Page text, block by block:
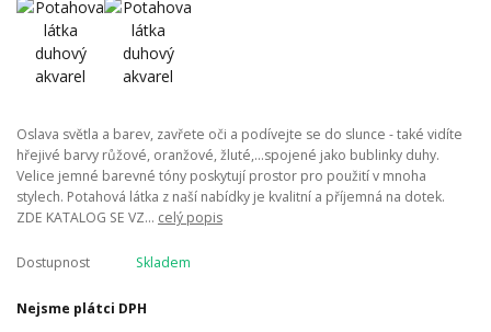
Oslava světla a barev, zavřete oči a podívejte se do slunce - také vidíte
hřejivé barvy růžové, oranžové, žluté,...spojené jako bublinky duhy.
Velice jemné barevné tóny poskytují prostor pro použití v mnoha
stylech. Potahová látka z naší nabídky je kvalitní a příjemná na dotek.
ZDE KATALOG SE VZ... celý popis
Dostupnost Skladem
Nejsme plátci DPH